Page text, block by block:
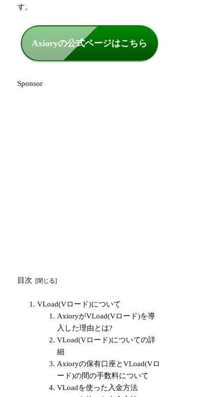
す。
Axioryの公式ページはこちら
Sponsor
目次
VLoad(Vロード)について
AxioryがVLoad(Vロード)を導
入した理由とは?
VLoad(Vロード)についての詳
細
Axioryの保有口座とVLoad(Vロ
ード)の間の手数料について
VLoadを使った入金方法